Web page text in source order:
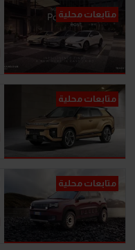
متابعات محلية
متابعات محلية
متابعات محلية